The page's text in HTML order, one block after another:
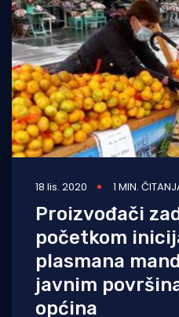
18 lis. 2020 1 MIN.
Proizvođači
početkom
plasmana
javnim
općina